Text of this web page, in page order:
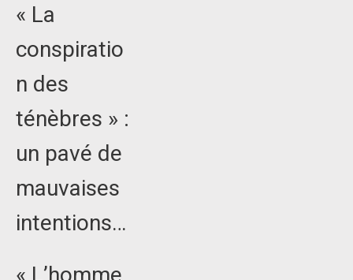
« La
conspiratio
n des
ténèbres » :
un pavé de
mauvaises
intentions…
« L’homme